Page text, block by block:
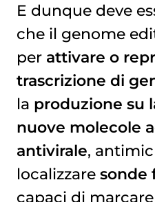
E dunque deve
che il genome
per attivare o
trascrizione di
la produzione su
nuove molecole
antivirale,
localizzare sonde
capaci di